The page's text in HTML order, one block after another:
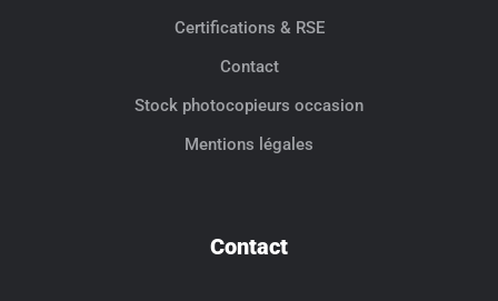
Certifications & RSE
Contact
Stock photocopieurs occasion
Mentions légales
Contact